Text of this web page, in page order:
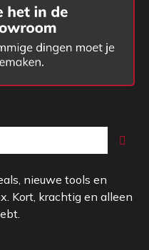
nieuwe tools en
Kort, krachtig en alleen